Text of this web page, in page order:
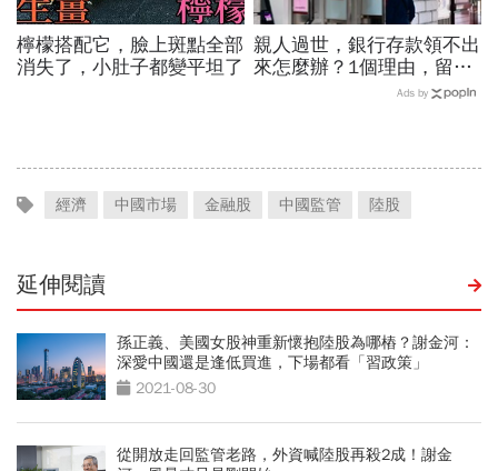
檸檬搭配它，臉上斑點全部
消失了，小肚子都變平坦了
親人過世，銀行存款領不出
來怎麼辦？1個理由，留現
金比房子更容易卡死！遺產
Ads by
經濟 中國市場 金融股 中國監管 陸股
延伸閱讀
孫正義、美國女股神重新懷抱陸股為哪樁？謝金河：
深愛中國還是逢低買進，下場都看「習政策」
2021-08-30
從開放走回監管老路，外資喊陸股再殺2成！謝金